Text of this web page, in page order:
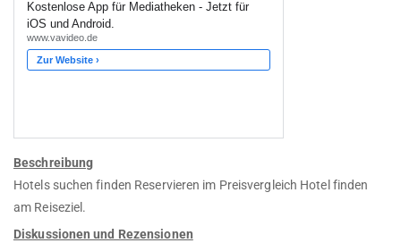
Beschreibung
Hotels suchen finden Reservieren im Preisvergleich Hotel finden
am Reiseziel.
Diskussionen und Rezensionen